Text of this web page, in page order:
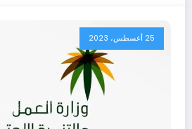
25 أغسطس، 2023